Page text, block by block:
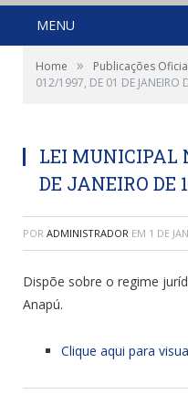
MENU
Home » Publicações
012/1997, DE 01 DE JANEIRO
LEI MUNICIPAL
DE JANEIRO DE
POR ADMINISTRADOR EM 1 DE
Dispõe sobre o regime
Anapú.
Clique aqui para